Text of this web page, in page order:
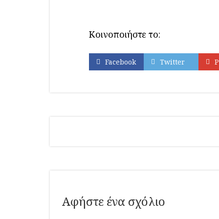
Κοινοποιήστε το:
Facebook Twitter
Αφήστε ένα σχόλιο